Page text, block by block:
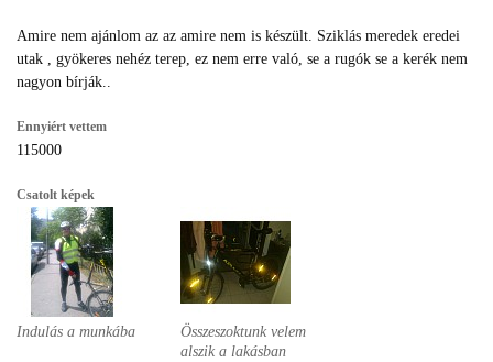
Amire nem ajánlom az az amire nem is készült. Sziklás meredek eredei
utak , gyökeres nehéz terep, ez nem erre való, se a rugók se a kerék nem
nagyon bírják..
Ennyiért vettem
115000
Csatolt képek
Indulás a munkába
Összeszoktunk velem
alszik a lakásban